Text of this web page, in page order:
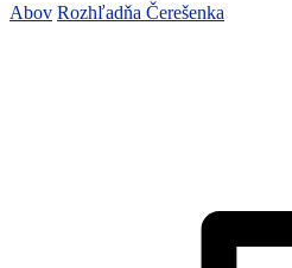
Abov Rozhľadňa Čerešenka